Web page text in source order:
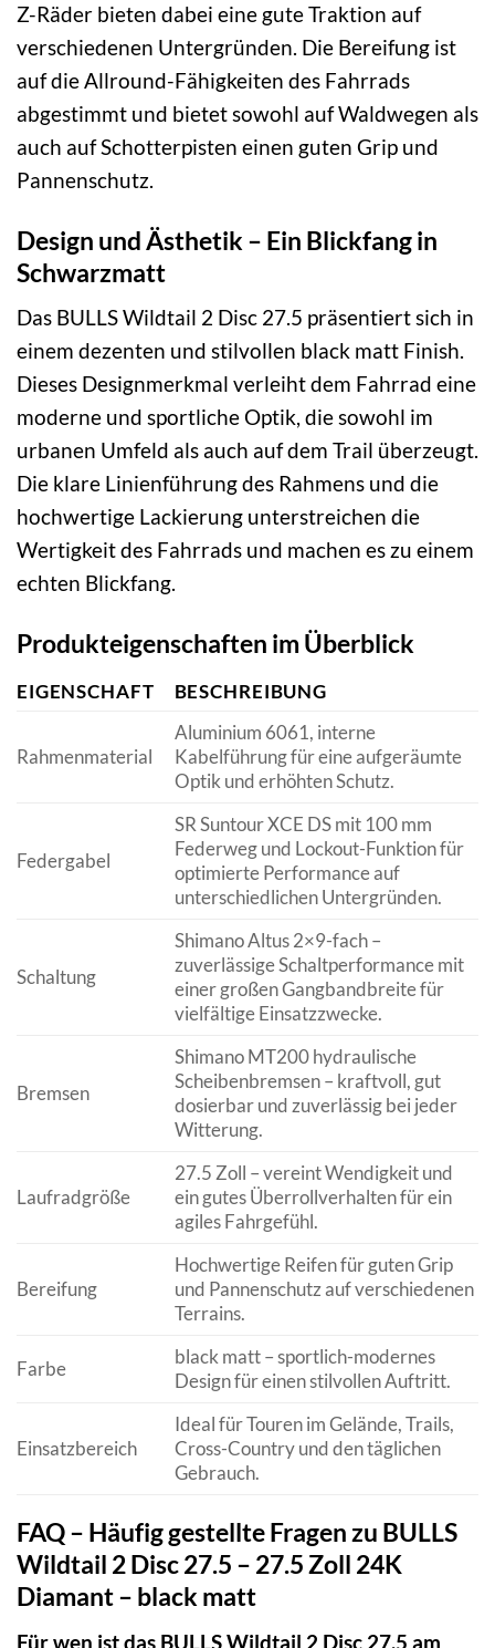
Z-Räder bieten dabei eine gute Traktion auf
verschiedenen Untergründen. Die Bereifung ist
auf die Allround-Fähigkeiten des Fahrrads
abgestimmt und bietet sowohl auf Waldwegen als
auch auf Schotterpisten einen guten Grip und
Pannenschutz.
Design und Ästhetik – Ein Blickfang in
Schwarzmatt
Das BULLS Wildtail 2 Disc 27.5 präsentiert sich in
einem dezenten und stilvollen black matt Finish.
Dieses Designmerkmal verleiht dem Fahrrad eine
moderne und sportliche Optik, die sowohl im
urbanen Umfeld als auch auf dem Trail überzeugt.
Die klare Linienführung des Rahmens und die
hochwertige Lackierung unterstreichen die
Wertigkeit des Fahrrads und machen es zu einem
echten Blickfang.
Produkteigenschaften im Überblick
EIGENSCHAFT BESCHREIBUNG
Rahmenmaterial
Aluminium 6061, interne
Kabelführung für eine aufgeräumte
Optik und erhöhten Schutz.
Federgabel
SR Suntour XCE DS mit 100 mm
Federweg und Lockout-Funktion für
optimierte Performance auf
unterschiedlichen Untergründen.
Schaltung
Shimano Altus 2×9-fach –
zuverlässige Schaltperformance mit
einer großen Gangbandbreite für
vielfältige Einsatzzwecke.
Bremsen
Shimano MT200 hydraulische
Scheibenbremsen – kraftvoll, gut
dosierbar und zuverlässig bei jeder
Witterung.
Laufradgröße
27.5 Zoll – vereint Wendigkeit und
ein gutes Überrollverhalten für ein
agiles Fahrgefühl.
Bereifung
Hochwertige Reifen für guten Grip
und Pannenschutz auf verschiedenen
Terrains.
Farbe
black matt – sportlich-modernes
Design für einen stilvollen Auftritt.
Einsatzbereich
Ideal für Touren im Gelände, Trails,
Cross-Country und den täglichen
Gebrauch.
FAQ – Häufig gestellte Fragen zu BULLS
Wildtail 2 Disc 27.5 – 27.5 Zoll 24K
Diamant – black matt
Für wen ist das BULLS Wildtail 2 Disc 27.5 am